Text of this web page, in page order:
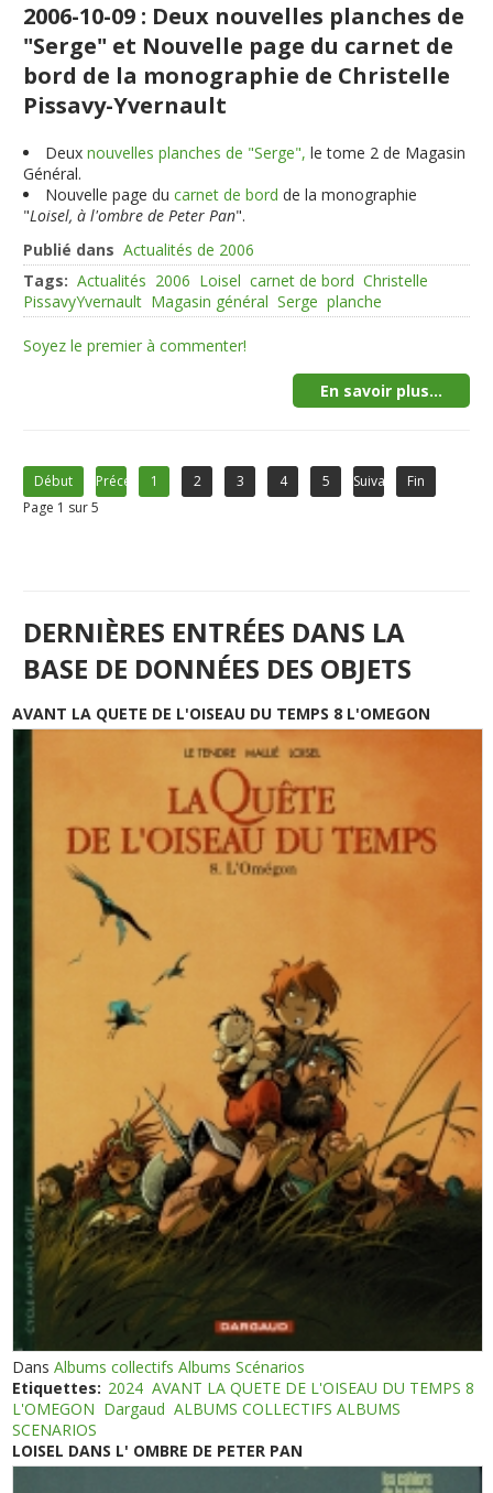
2006-10-09 : Deux nouvelles planches de
"Serge" et Nouvelle page du carnet de
bord de la monographie de Christelle
Pissavy-Yvernault
Deux nouvelles planches de "Serge", le tome 2 de Magasin
Général.
Nouvelle page ducarnet de bord de la monographie
"Loisel, à l'ombre de Peter Pan".
Publié dans Actualités de 2006
Tags: Actualités 2006 Loisel carnet de bord Christelle
PissavyYvernault Magasin général Serge planche
Soyez le premier à commenter!
En savoir plus...
Début Précédent1 2 3 4 5 Suivant
Fin
Page 1 sur 5
DERNIÈRES ENTRÉES DANS LA
BASE DE DONNÉES DES OBJETS
AVANT LA QUETE DE L'OISEAU DU TEMPS 8 L'OMEGON
DansAlbums collectifs Albums Scénarios
Etiquettes: 2024 AVANT LA QUETE DE L'OISEAU DU TEMPS 8
L'OMEGON Dargaud ALBUMS COLLECTIFS ALBUMS
SCENARIOS
LOISEL DANS L' OMBRE DE PETER PAN